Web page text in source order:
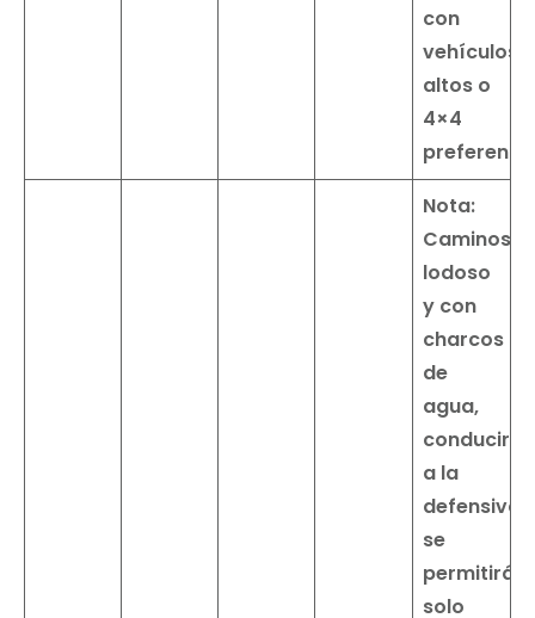
con
vehículos
altos o
4×4
Nota:
Caminos
lodoso
y con
charcos
de
agua,
conducir
a la
defensiva.
se
permitirá
solo